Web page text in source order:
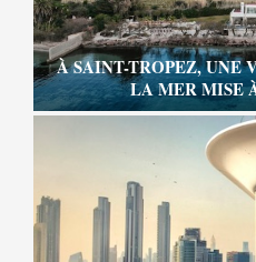
À SAINT-TROPEZ, UNE
LA MER MISE